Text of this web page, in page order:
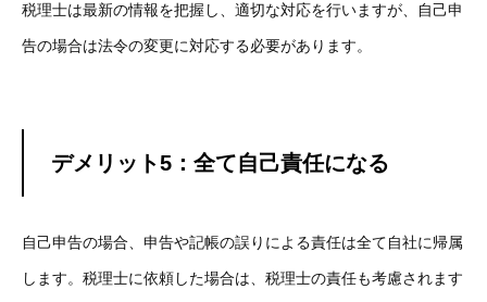
税理士は最新の情報を把握し、適切な対応を行いますが、自己申
告の場合は法令の変更に対応する必要があります。
デメリット5：全て自己責任になる
自己申告の場合、申告や記帳の誤りによる責任は全て自社に帰属
します。税理士に依頼した場合は、税理士の責任も考慮されます